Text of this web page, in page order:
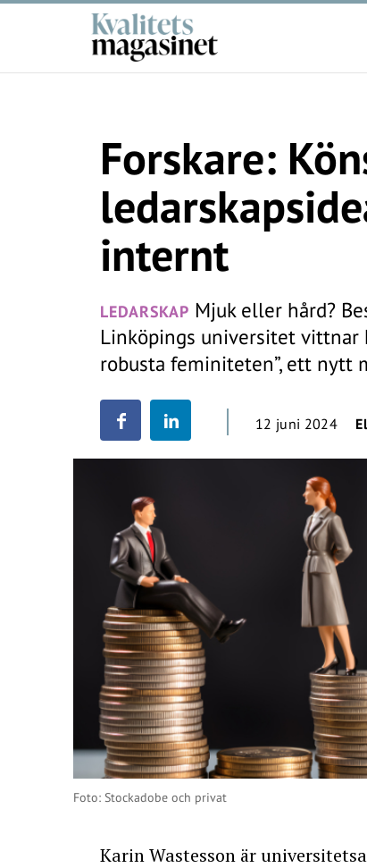
Forskare:
internt
LEDARSKAP Mjuk eller hård?
Linköpings universitet vittnar
robusta feminiteten”, ett nytt
12 juni 2024
Foto: Stockadobe och privat
Karin Wastesson är